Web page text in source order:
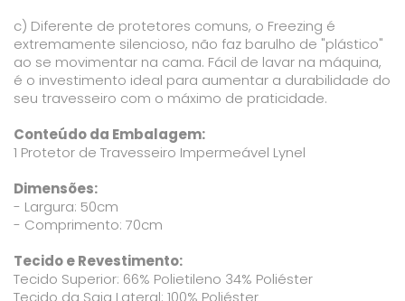
c) Diferente de protetores comuns, o Freezing é
extremamente silencioso, não faz barulho de "plástico"
ao se movimentar na cama. Fácil de lavar na máquina,
é o investimento ideal para aumentar a durabilidade do
seu travesseiro com o máximo de praticidade.
Conteúdo da Embalagem:
1 Protetor de Travesseiro Impermeável Lynel
Dimensões:
- Largura: 50cm
- Comprimento: 70cm
Tecido e Revestimento:
Tecido Superior: 66% Polietileno 34% Poliéster
Tecido da Saia Lateral: 100% Poliéster